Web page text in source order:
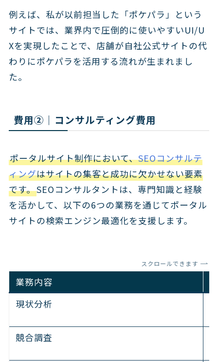
例えば、私が以前担当した「ポケパラ」という
サイトでは、業界内で圧倒的に使いやすいUI/U
Xを実現したことで、店舗が自社公式サイトの代
わりにポケパラを活用する流れが生まれまし
た。
費用②｜コンサルティング費用
ポータルサイト制作において、SEOコンサルテ
ィングはサイトの集客と成功に欠かせない要素
です。SEOコンサルタントは、専門知識と経験
を活かして、以下の6つの業務を通じてポータル
サイトの検索エンジン最適化を支援します。
スクロールできます
業務内容
現状分析
競合調査